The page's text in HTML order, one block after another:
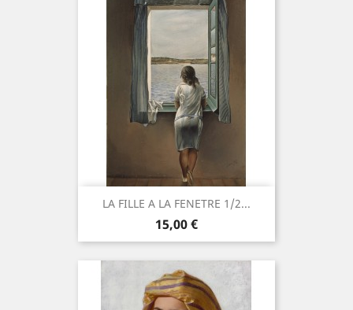
LA FILLE A LA FENETRE 1/2...
Prix
15,00 €